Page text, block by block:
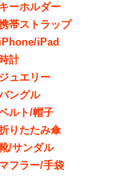
キーホルダー
帯ストラップ
iPad
計
ジュエリー
ングル
ルト/帽子
りたたみ傘
/サンダル
マフラー/手袋